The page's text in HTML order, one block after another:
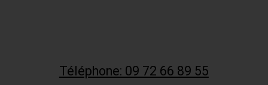
Téléphone: 09 72 66 89 55